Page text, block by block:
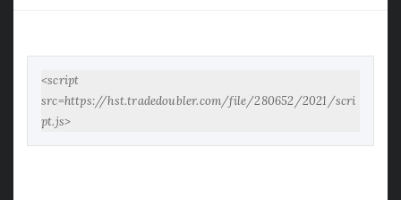
<script
src=https://hst.tradedoubler.com/file/280652/2021/scri
pt.js>